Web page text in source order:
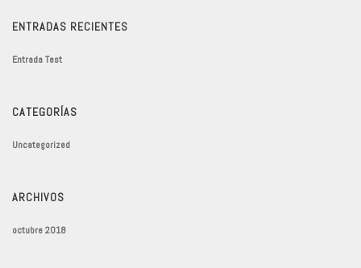
ENTRADAS RECIENTES
Entrada Test
CATEGORÍAS
Uncategorized
ARCHIVOS
octubre 2018